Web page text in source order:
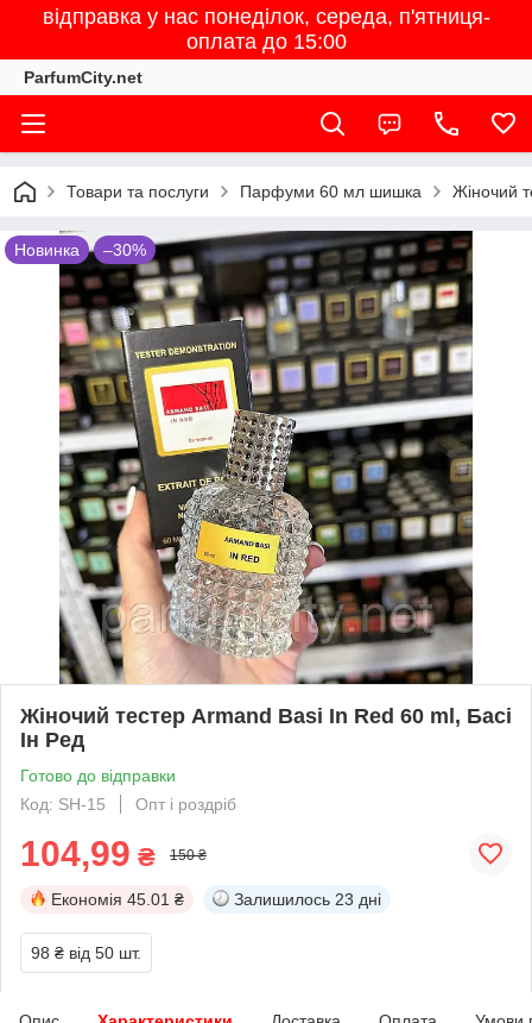
відправка у нас понеділок, середа, п'ятниця-
оплата до 15:00
ParfumCity.net
Товари та послуги Парфуми 60 мл шишка Жіночий
Новинка –30%
Жіночий тестер Armand Basi In Red 60 ml, Басі
Ін Ред
Готово до відправки
Код: SH-15
Опт і роздріб
104,99 ₴ 150 ₴
Економія 45.01 ₴ Залишилось 23 дні
98 ₴ від 50 шт.